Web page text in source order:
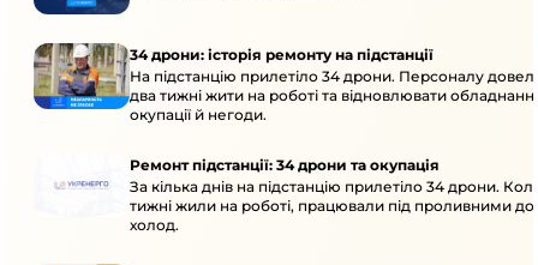
34 дрони: історія ремонту на підстанції
На підстанцію прилетіло 34 дрони. Персоналу
два тижні жити на роботі та відновлювати
окупації й негоди.
Ремонт підстанції: 34 дрони та окупація
За кілька днів на підстанцію прилетіло 34 дрони.
тижні жили на роботі, працювали під проливними
холод.